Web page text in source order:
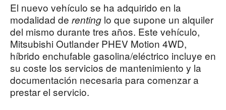
El nuevo vehículo se ha adquirido en la
modalidad de renting lo que supone un alquiler
del mismo durante tres años. Este vehículo,
Mitsubishi Outlander PHEV Motion 4WD,
híbrido enchufable gasolina/eléctrico incluye en
su coste los servicios de mantenimiento y la
documentación necesaria para comenzar a
prestar el servicio.